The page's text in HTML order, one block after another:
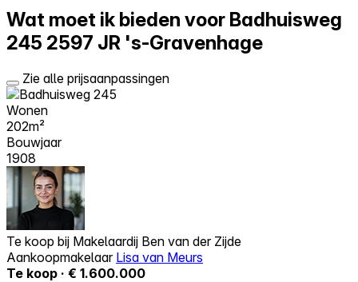
Reviews
Prijzen
Probeer Walter gratis
Wat moet ik bieden voor Badhuisweg
245 2597 JR 's-Gravenhage
Zie alle prijsaanpassingen
Wonen
202m²
Bouwjaar
1908
Te koop bij Makelaardij Ben van der Zijde
Aankoopmakelaar Lisa van Meurs
Te koop · € 1.600.000